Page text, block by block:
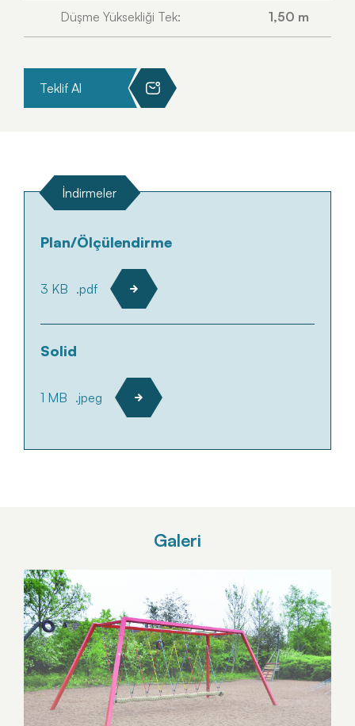
Düşme Yüksekliği Tek: 1,50 m
Teklif Al
İndirmeler
Plan/Ölçülendirme
3 KB .pdf
Solid
1 MB .jpeg
Galeri